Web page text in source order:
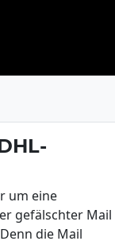
um eine
gefälschter Mail
die Mail